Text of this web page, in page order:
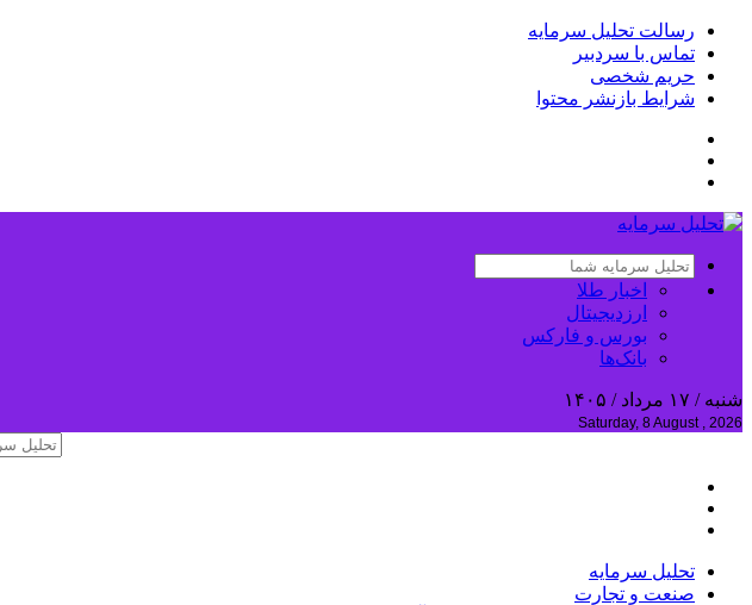
رسالت تحلیل سرمایه
تماس با سردبیر
حریم شخصی
شرایط بازنشر محتوا
اخبار طلا
ارزدیجیتال
بورس و فارکس
بانک‌ها
شنبه / ۱۷ مرداد / ۱۴۰۵
Saturday, 8 August , 2026
تحلیل‌ سرمایه
صنعت و تجارت